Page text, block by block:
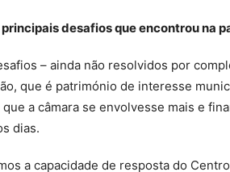
principais desafios que encontrou na
– ainda não resolvidos por
que é património de interesse
a câmara se envolvesse mais e
dias.
a capacidade de resposta do